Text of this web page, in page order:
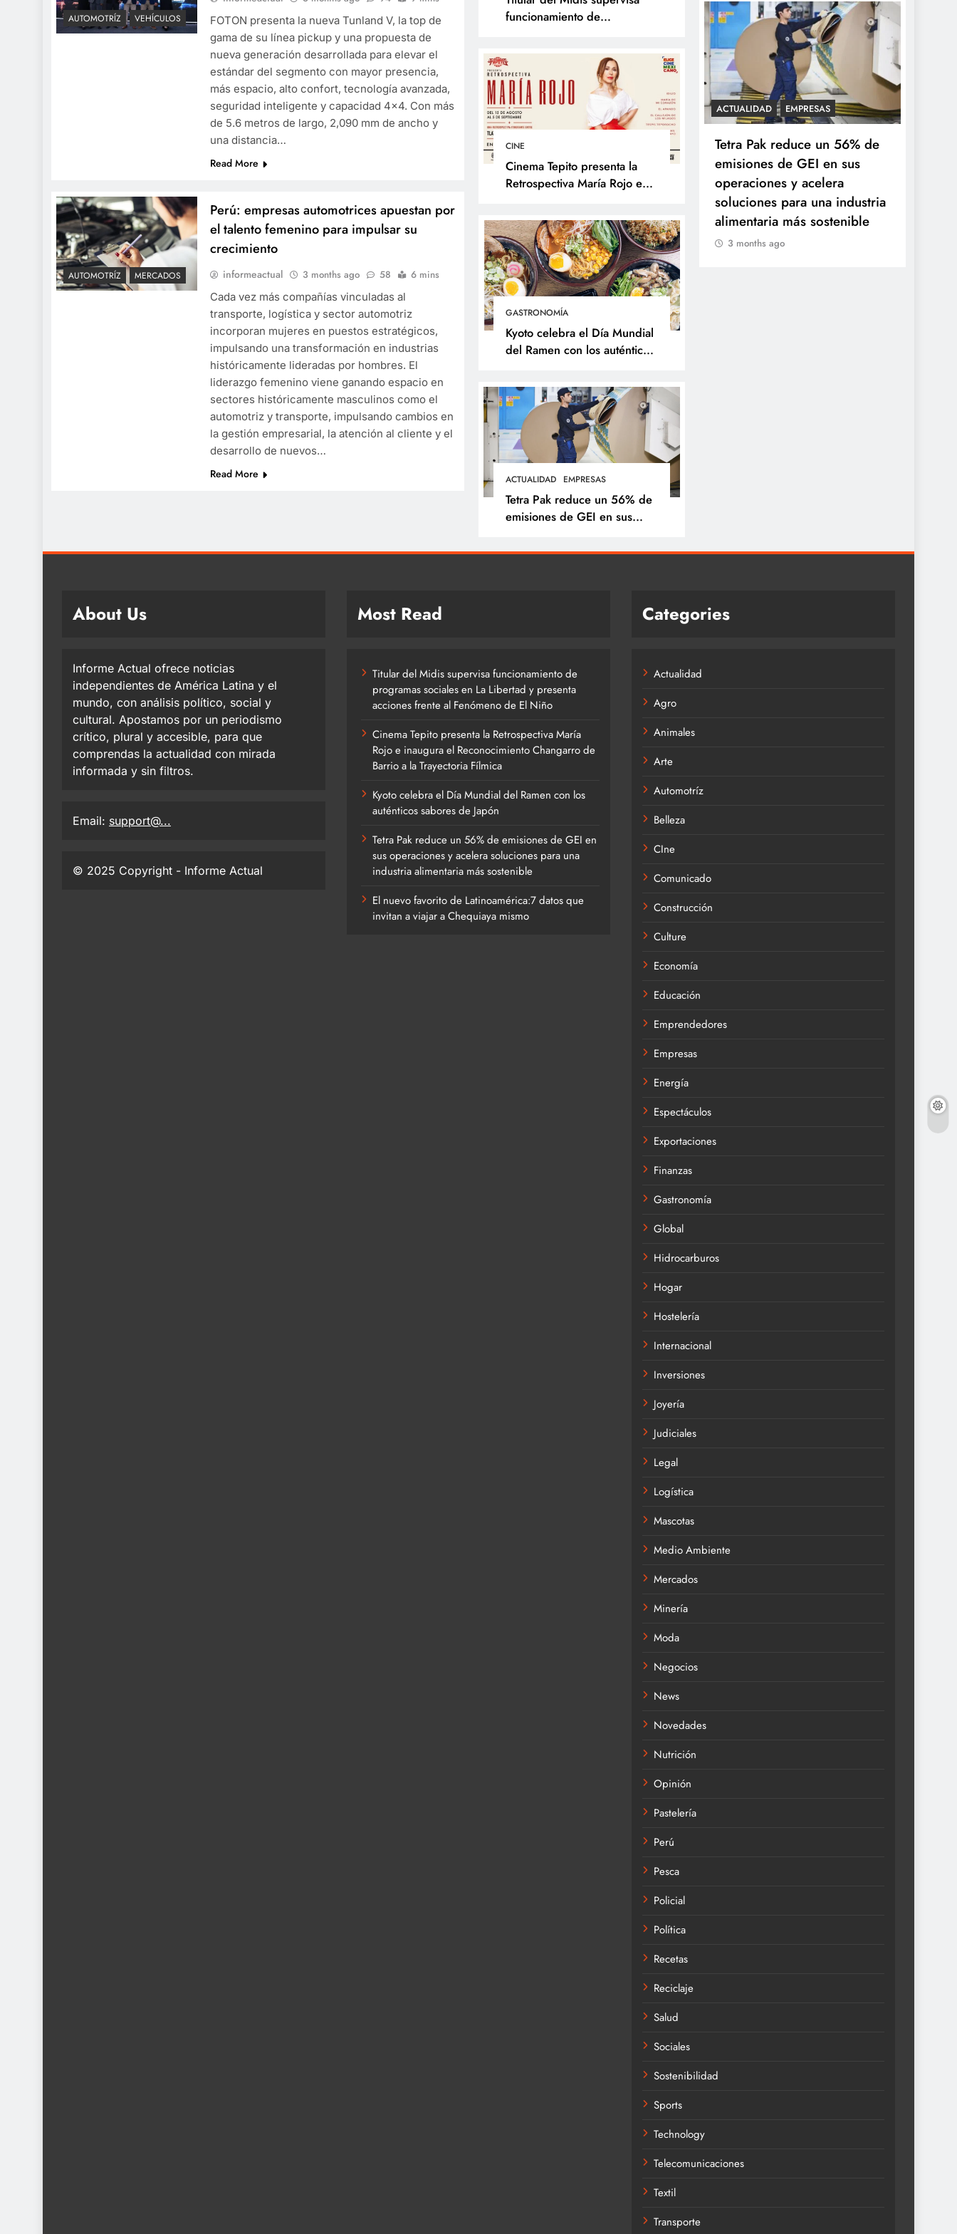
funcionamiento de
Libertad y presenta acciones
frente al Fenómeno de El
Niño
CINE
Cinema Tepito presenta la
Retrospectiva María Rojo e
Changarro de Barrio a la
Trayectoria Fílmica
GASTRONOMÍA
Kyoto celebra el Día Mundial
del Ramen con los auténticos
ACTUALIDAD EMPRESAS
Tetra Pak reduce un 56% de
emisiones de GEI en sus
soluciones para una industria
AUTOMOTRÍZ VEHÍCULOS
FOTON presenta la nueva Tunland V, la top de
gama de su línea pickup y una propuesta de
nueva generación desarrollada para elevar el
estándar del segmento con mayor presencia,
más espacio, alto confort, tecnología avanzada,
seguridad inteligente y capacidad 4×4. Con más
de 5.6 metros de largo, 2,090 mm de ancho y
una distancia…
Read More
AUTOMOTRÍZ MERCADOS
Perú: empresas automotrices apuestan por
el talento femenino para impulsar su
crecimiento
informeactual 3 months ago 58
6 mins
Cada vez más compañías vinculadas al
transporte, logística y sector automotriz
incorporan mujeres en puestos estratégicos,
impulsando una transformación en industrias
históricamente lideradas por hombres. El
liderazgo femenino viene ganando espacio en
sectores históricamente masculinos como el
automotriz y transporte, impulsando cambios en
la gestión empresarial, la atención al cliente y el
desarrollo de nuevos…
Read More
Titular del Midis supervisa
Libertad y presenta acciones
frente al Fenómeno de El
Niño
3 months ago
CINE
Changarro de Barrio a la
Trayectoria Fílmica
GASTRONOMÍA
Kyoto celebra el Día Mundial
del Ramen con los auténticos
sabores de Japón
ACTUALIDAD EMPRESAS
Tetra Pak reduce un 56% de
emisiones de GEI en sus
operaciones y acelera
soluciones para una industria
alimentaria más sostenible
3 months ago
About Us
Informe Actual ofrece noticias
independientes de América Latina y el
mundo, con análisis político, social y
cultural. Apostamos por un periodismo
crítico, plural y accesible, para que
comprendas la actualidad con mirada
informada y sin filtros.
Email: support@...
© 2025 Copyright - Informe Actual
Most Read
Titular del Midis supervisa funcionamiento de
programas sociales en La Libertad y presenta
acciones frente al Fenómeno de El Niño
Cinema Tepito presenta la Retrospectiva María
Rojo e inaugura el Reconocimiento Changarro de
Barrio a la Trayectoria Fílmica
Kyoto celebra el Día Mundial del Ramen con los
auténticos sabores de Japón
Tetra Pak reduce un 56% de emisiones de GEI en
sus operaciones y acelera soluciones para una
industria alimentaria más sostenible
El nuevo favorito de Latinoamérica:7 datos que
invitan a viajar a Chequiaya mismo
Categories
Actualidad
Agro
Animales
Arte
Automotríz
Belleza
CIne
Comunicado
Construcción
Culture
Economía
Educación
Emprendedores
Empresas
Energía
Espectáculos
Exportaciones
Finanzas
Gastronomía
Global
Hidrocarburos
Hogar
Hostelería
Internacional
Inversiones
Joyería
Judiciales
Legal
Logística
Mascotas
Medio Ambiente
Mercados
Minería
Moda
Negocios
News
Novedades
Nutrición
Opinión
Pastelería
Perú
Pesca
Policial
Política
Recetas
Reciclaje
Salud
Sociales
Sostenibilidad
Sports
Technology
Telecomunicaciones
Textil
Transporte